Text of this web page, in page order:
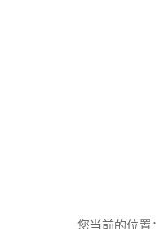
您当前的位置：